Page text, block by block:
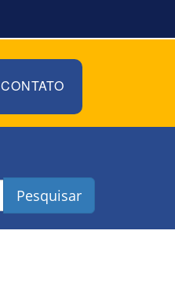
CONTATO
Pesquisar